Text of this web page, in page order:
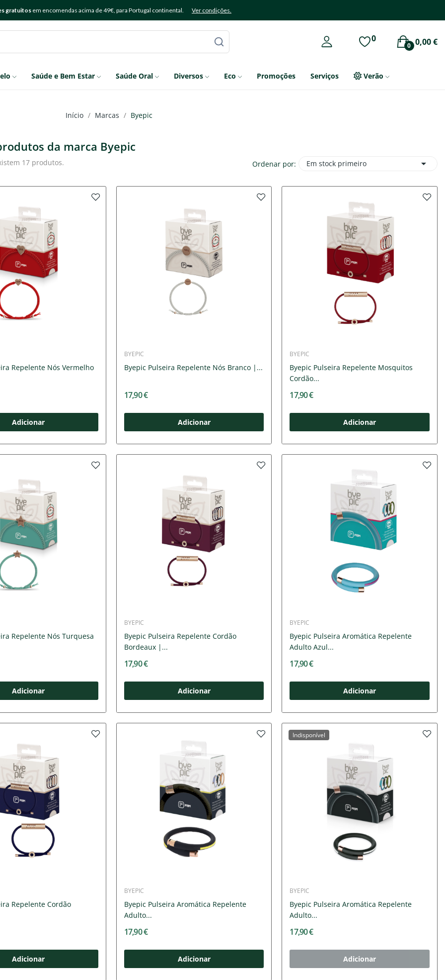
gratuitosem encomendas acima de 49€, para Portugal continental. Ver condições.
0 0,00 €
0
Saúde e Bem Estar Saúde Oral Diversos Eco Promoções Serviços Verão
Início Marcas Byepic
da marca Byepic
17 produtos. Ordenar por: Em stock primeiro 
Repelente Nós Vermelho
Adicionar
BYEPIC
Byepic Pulseira Repelente Nós Branco |...
17,90 €
Adicionar
BYEPIC
Byepic Pulseira Repelente Mosquitos
Cordão...
17,90 €
Adicionar
Repelente Nós Turquesa
Adicionar
BYEPIC
Byepic Pulseira Repelente Cordão
Bordeaux |...
17,90 €
Adicionar
BYEPIC
Byepic Pulseira Aromática Repelente
Adulto Azul...
17,90 €
Adicionar
Repelente Cordão
Adicionar
BYEPIC
Byepic Pulseira Aromática Repelente
Adulto...
17,90 €
Adicionar
Indisponível
BYEPIC
Byepic Pulseira Aromática Repelente
Adulto...
17,90 €
Adicionar